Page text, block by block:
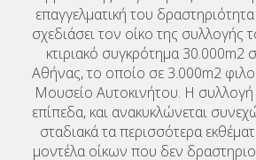
επαγγελματική του
σχεδιάσει τον οίκο της συλλογής
κτιριακό συγκρότημα 30.000m2
Αθήνας, το οποίο σε 3.000m2
Μουσείο Αυτοκινήτου. Η συλλογή
επίπεδα, και ανακυκλώνεται
σταδιακά τα περισσότερα
μοντέλα οίκων που δεν